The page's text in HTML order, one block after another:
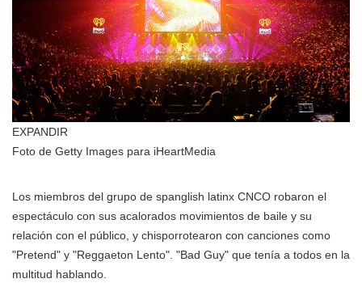
EXPANDIR
Foto de Getty Images para iHeartMedia
Los miembros del grupo de spanglish latinx CNCO robaron el
espectáculo con sus acalorados movimientos de baile y su
relación con el público, y chisporrotearon con canciones como
"Pretend" y "Reggaeton Lento". "Bad Guy" que tenía a todos en la
multitud hablando.